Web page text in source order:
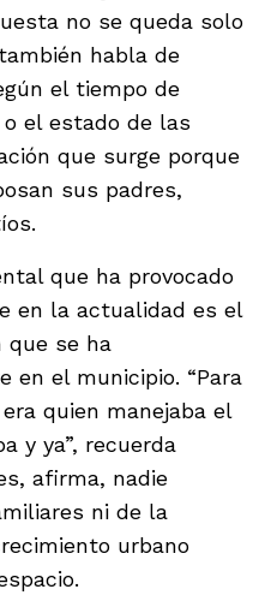
no se queda solo
habla de
el tiempo de
el estado de las
que surge porque
sus padres,
que ha provocado
en la actualidad es el
que se ha
en el municipio. “Para
quien manejaba el
y ya”, recuerda
afirma, nadie
ni de la
urbano